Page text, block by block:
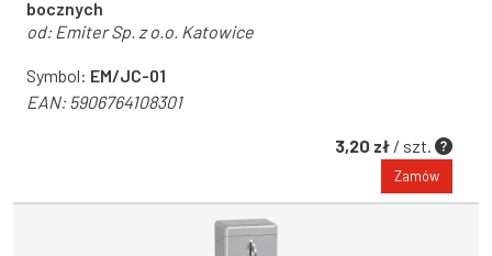
bocznych
od: Emiter Sp. z o.o. Katowice
Symbol: EM/JC-01
EAN:5906764108301
3,20 zł / szt.
Zamów